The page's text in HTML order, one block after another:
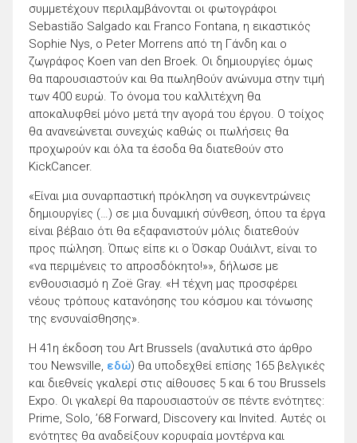
συμμετέχουν περιλαμβάνονται οι φωτογράφοι
Sebastião Salgado και Franco Fontana, η εικαστικός
Sophie Nys, ο Peter Morrens από τη Γάνδη και ο
ζωγράφος Koen van den Broek. Οι δημιουργίες όμως
θα παρουσιαστούν και θα πωληθούν ανώνυμα στην τιμή
των 400 ευρώ. Το όνομα του καλλιτέχνη θα
αποκαλυφθεί μόνο μετά την αγορά του έργου. Ο τοίχος
θα ανανεώνεται συνεχώς καθώς οι πωλήσεις θα
προχωρούν και όλα τα έσοδα θα διατεθούν στο
KickCancer.
«Είναι μια συναρπαστική πρόκληση να συγκεντρώνεις
δημιουργίες (…) σε μια δυναμική σύνθεση, όπου τα έργα
είναι βέβαιο ότι θα εξαφανιστούν μόλις διατεθούν
προς πώληση. Όπως είπε κι ο Όσκαρ Ουάιλντ, είναι το
«να περιμένεις το απροσδόκητο!»», δήλωσε με
ενθουσιασμό η Zoë Gray. «Η τέχνη μας προσφέρει
νέους τρόπους κατανόησης του κόσμου και τόνωσης
της ενσυναίσθησης».
Η 41η έκδοση του Art Brussels (αναλυτικά στο άρθρο
του Newsville, εδώ) θα υποδεχθεί επίσης 165 βελγικές
και διεθνείς γκαλερί στις αίθουσες 5 και 6 του Brussels
Expo. Οι γκαλερί θα παρουσιαστούν σε πέντε ενότητες:
Prime, Solo, ’68 Forward, Discovery και Invited. Αυτές οι
ενότητες θα αναδείξουν κορυφαία μοντέρνα και